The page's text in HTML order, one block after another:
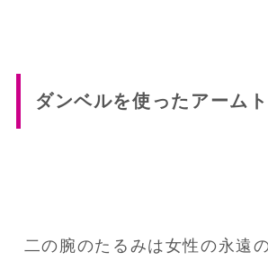
ダンベルを使ったアーム
二の腕のたるみは女性の永遠